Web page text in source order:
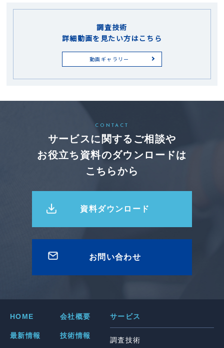
調査技術
詳細動画を見たい方はこちら
動画ギャラリー
CONTACT
サービスに関するご相談や
お役立ち資料のダウンロードは
こちらから
資料ダウンロード
お問い合わせ
HOME 会社概要
最新情報 技術情報
サービス
調査技術